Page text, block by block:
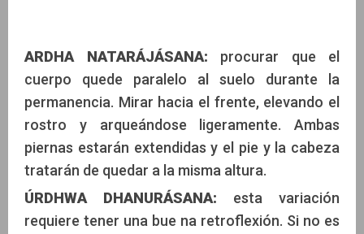
ARDHA NATARÁJÁSANA: procurar que el
cuerpo quede paralelo al suelo durante la
permanencia. Mirar hacia el frente, elevando el
rostro y arqueándose ligeramente. Ambas
piernas estarán extendidas y el pie y la cabeza
tratarán de quedar a la misma altura.
ÚRDHWA DHANURÁSANA: esta variación
requiere tener una bue na retroflexión. Si no es